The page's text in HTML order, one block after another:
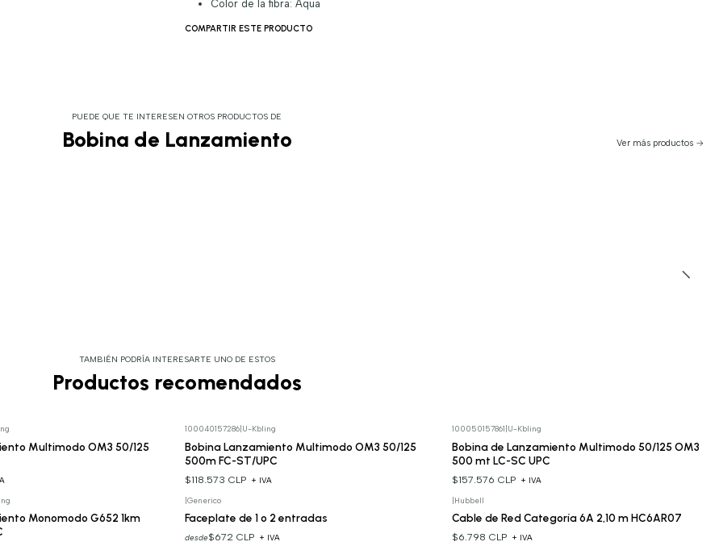
Color de la fibra: Aqua
COMPARTIR ESTE PRODUCTO
PUEDE QUE TE INTERESEN OTROS PRODUCTOS DE
Bobina de Lanzamiento Ver más productos
TAMBIÉN PODRÍA INTERESARTE UNO DE ESTOS
Productos recomendados
Multimodo OM3 50/125
100040157286| U-Kbling
Bobina Lanzamiento Multimodo OM3 50/125
500m FC-ST/UPC
$118.573 CLP + IVA
100050157861 U-Kbling
Bobina de Lanzamiento Multimodo 50/125 OM3
500 mt LC-SC UPC
$157.576 CLP + IVA
Monomodo G652 1km
Generico
Faceplate de 1 o 2 entradas
desde$672 CLP + IVA
Hubbell
Cable de Red Categoría 6A 2,10 m HC6AR07
$6.798 CLP + IVA